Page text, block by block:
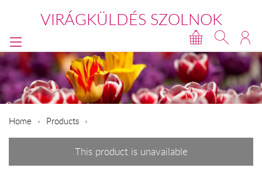
VIRÁGKÜLDÉS SZOLNOK
Home Products
This product is unavailable